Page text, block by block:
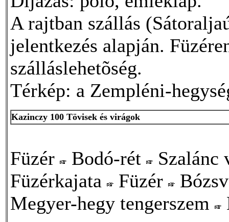
A rajtban szállás
jelentkezés alapján.
szálláslehetõség.
Térkép: a Zempléni-
Kazinczy 100 Tövisek és virágok
Füzér Bodó-rét
Szalánc
Füzérkajata
Füzér
Megyer-hegy tengerszem